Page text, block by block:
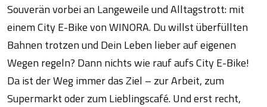
Souverän vorbei an Langeweile und Alltagstrott: mit
einem City E-Bike von WINORA. Du willst überfüllten
Bahnen trotzen und Dein Leben lieber auf eigenen
Wegen regeln? Dann nichts wie rauf aufs City E-Bike!
Da ist der Weg immer das Ziel – zur Arbeit, zum
Supermarkt oder zum Lieblingscafé. Und erst recht,